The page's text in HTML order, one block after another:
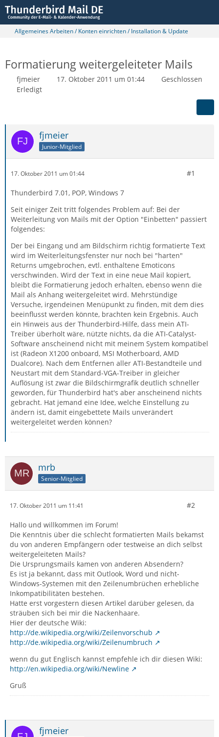
Allgemeines Arbeiten / Konten einrichten / Installation & Update
Formatierung weitergeleiteter Mails
fjmeier 17. Oktober 2011 um 01:44
Geschlossen
Erledigt
fjmeier
Junior-Mitglied
17. Oktober 2011 um 01:44 #1
Thunderbird 7.01, POP, Windows 7
Seit einiger Zeit tritt folgendes Problem auf: Bei der
Weiterleitung von Mails mit der Option "Einbetten" passiert
folgendes:
Der bei Eingang und am Bildschirm richtig formatierte Text
wird im Weiterleitungsfenster nur noch bei "harten"
Returns umgebrochen, evtl. enthaltene Emoticons
verschwinden. Wird der Text in eine neue Mail kopiert,
bleibt die Formatierung jedoch erhalten, ebenso wenn die
Mail als Anhang weitergeleitet wird. Mehrstündige
Versuche, irgendeinen Menüpunkt zu finden, mit dem dies
beeinflusst werden könnte, brachten kein Ergebnis. Auch
ein Hinweis aus der Thunderbird-Hilfe, dass mein ATI-
Treiber überholt wäre, nützte nichts, da die ATI-Catalyst-
Software anscheinend nicht mit meinem System kompatibel
ist (Radeon X1200 onboard, MSI Motherboard, AMD
Dualcore). Nach dem Entfernen aller ATI-Bestandteile und
Neustart mit dem Standard-VGA-Treiber in gleicher
Auflösung ist zwar die Bildschirmgrafik deutlich schneller
geworden, für Thunderbird hat's aber anscheinend nichts
gebracht. Hat jemand eine Idee, welche Einstellung zu
ändern ist, damit eingebettete Mails unverändert
weitergeleitet werden können?
mrb
Senior-Mitglied
17. Oktober 2011 um 11:41 #2
Hallo und willkommen im Forum!
Die Kenntnis über die schlecht formatierten Mails bekamst
du von anderen Empfängern oder testweise an dich selbst
weitergeleiteten Mails?
Die Ursprungsmails kamen von anderen Absendern?
Es ist ja bekannt, dass mit Outlook, Word und nicht-
Windows-Systemen mit den Zeilenumbrüchen erhebliche
Inkompatibilitäten bestehen.
Hatte erst vorgestern diesen Artikel darüber gelesen, da
sträuben sich bei mir die Nackenhaare.
Hier der deutsche Wiki:
http://de.wikipedia.org/wiki/Zeilenvorschub
http://de.wikipedia.org/wiki/Zeilenumbruch
wenn du gut Englisch kannst empfehle ich dir diesen Wiki:
http://en.wikipedia.org/wiki/Newline
Gruß
fjmeier